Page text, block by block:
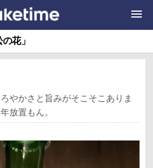
花」
やかさと旨みがそこそこありま
放置もん。